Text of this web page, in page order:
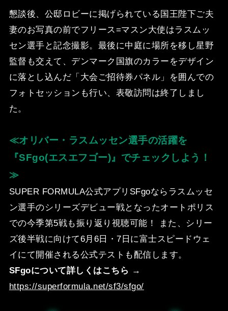
懇談後、公邸ロビーに掲げられている国王陛下ご夫
妻のお写真の前でフリース=マスン大使はラスムッ
セン選手と記念撮影。最後に中庭に場所を移し星野
監督も交えて、デンマーク国旗のカラーをデザイン
に落とし込んだ「大会ご招待券パネル」を囲んでの
フォトセッションも行い、表敬訪問は終了しまし
た。
≪オリバー・ラスムッセン選手の活躍を
『SFgo(エスエフゴー)』でチェックしよう！
≫
SUPER FORMULA公式アプリSFgoならラスムッセ
ン選手のシリーズデビュー戦となったオートポリス
での今季第5戦も振り返り視聴可能！ また、シリー
ズ後半戦に向けて6月6日・7日に富士スピードウェ
イにて開催される公式テストも配信します。
SFgoについて詳しくはこちら →
https://superformula.net/sf3/sfgo/